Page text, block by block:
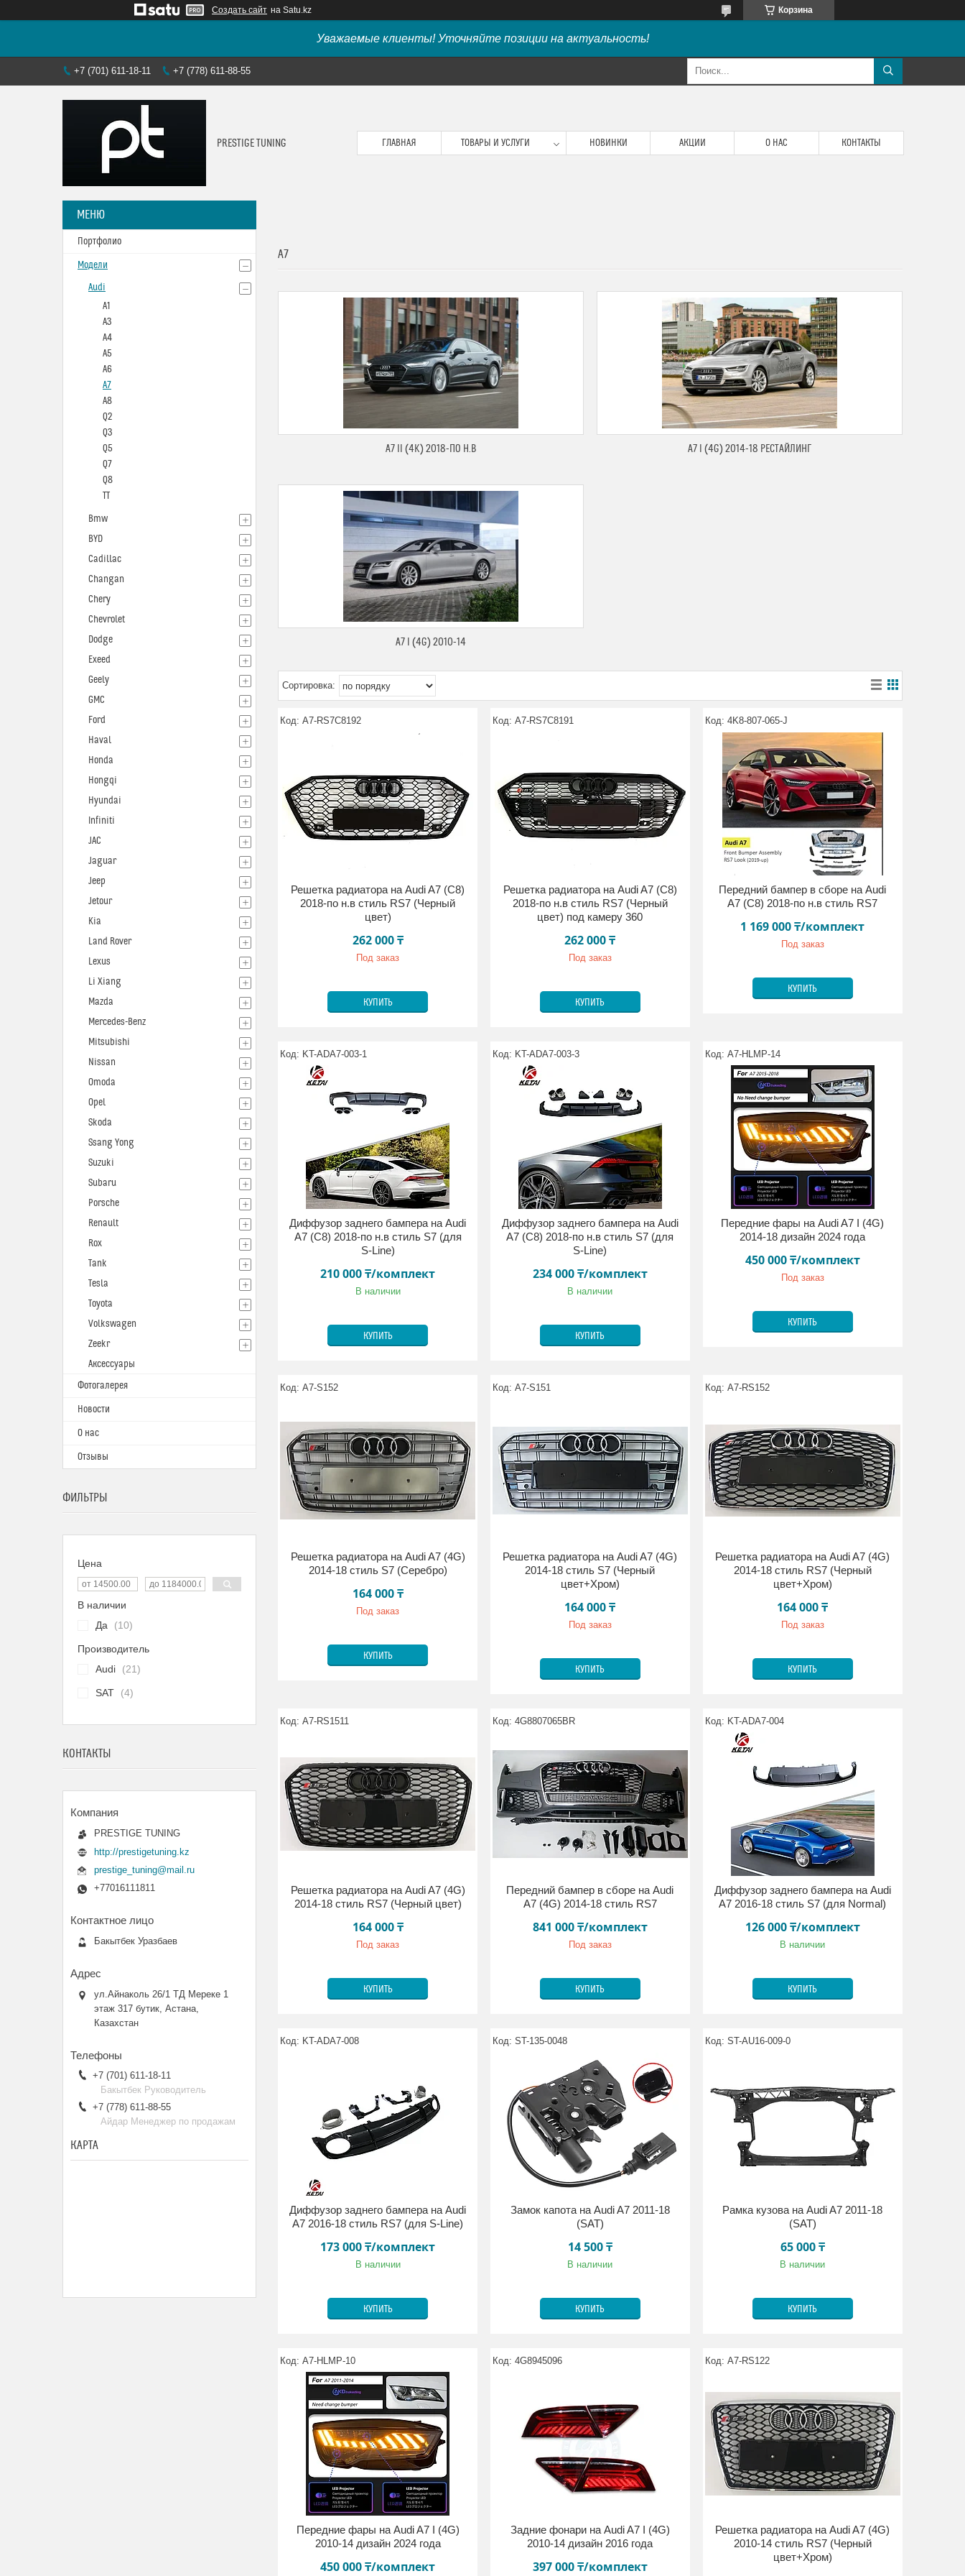
Создать сайт на Satu.kz Корзина
Уважаемые клиенты! Уточняйте позиции на актуальность!
+7 (701) 611-18-11 +7 (778) 611-88-55
PRESTIGE TUNING ГЛАВНАЯ ТОВАРЫ И УСЛУГИ НОВИНКИ АКЦИИ О НАС КОНТАКТЫ
A7
A7 II (4K) 2018-ПО Н.В A7 I (4G) 2014-18 РЕСТАЙЛИНГ
A7 I (4G) 2010-14
A7-RS7C8192
Решетка радиатора на Audi A7 (C8)
2018-по н.в стиль RS7 (Черный
цвет)
262 000 ₸
Под заказ
КУПИТЬ
A7-RS7C8191
Решетка радиатора на Audi A7 (C8)
2018-по н.в стиль RS7 (Черный
цвет) под камеру 360
262 000 ₸
Под заказ
КУПИТЬ
4K8-807-065-J
Передний бампер в сборе на Audi
A7 (C8) 2018-по н.в стиль RS7
1 169 000 ₸/комплект
Под заказ
КУПИТЬ
KT-ADA7-003-1
Диффузор заднего бампера на Audi
A7 (C8) 2018-по н.в стиль S7 (для
S-Line)
210 000 ₸/комплект
В наличии
КУПИТЬ
KT-ADA7-003-3
Диффузор заднего бампера на Audi
A7 (C8) 2018-по н.в стиль S7 (для
S-Line)
234 000 ₸/комплект
В наличии
КУПИТЬ
A7-HLMP-14
Передние фары на Audi A7 I (4G)
2014-18 дизайн 2024 года
450 000 ₸/комплект
Под заказ
КУПИТЬ
A7-S152
Решетка радиатора на Audi A7 (4G)
2014-18 стиль S7 (Серебро)
164 000 ₸
Под заказ
КУПИТЬ
A7-S151
Решетка радиатора на Audi A7 (4G)
2014-18 стиль S7 (Черный
цвет+Хром)
164 000 ₸
Под заказ
КУПИТЬ
A7-RS152
Решетка радиатора на Audi A7 (4G)
2014-18 стиль RS7 (Черный
цвет+Хром)
164 000 ₸
Под заказ
КУПИТЬ
A7-RS1511
Решетка радиатора на Audi A7 (4G)
2014-18 стиль RS7 (Черный цвет)
164 000 ₸
Под заказ
КУПИТЬ
4G8807065BR
Передний бампер в сборе на Audi
A7 (4G) 2014-18 стиль RS7
841 000 ₸/комплект
Под заказ
КУПИТЬ
KT-ADA7-004
Диффузор заднего бампера на Audi
A7 2016-18 стиль S7 (для Normal)
126 000 ₸/комплект
В наличии
КУПИТЬ
KT-ADA7-008
Диффузор заднего бампера на Audi
A7 2016-18 стиль RS7 (для S-Line)
173 000 ₸/комплект
В наличии
КУПИТЬ
ST-135-0048
Замок капота на Audi A7 2011-18
(SAT)
14 500 ₸
В наличии
КУПИТЬ
ST-AU16-009-0
Рамка кузова на Audi A7 2011-18
(SAT)
65 000 ₸
В наличии
КУПИТЬ
A7-HLMP-10
Передние фары на Audi A7 I (4G)
2010-14 дизайн 2024 года
450 000 ₸/комплект
4G8945096
Задние фонари на Audi A7 I (4G)
2010-14 дизайн 2016 года
397 000 ₸/комплект
A7-RS122
Решетка радиатора на Audi A7 (4G)
2010-14 стиль RS7 (Черный
цвет+Хром)
Портфолио
Модели
Audi
A1
A3
A4
A5
A6
A7
A8
Q2
Q3
Q5
Q7
Q8
TT
Bmw
BYD
Cadillac
Changan
Chery
Chevrolet
Dodge
Exeed
Geely
GMC
Ford
Haval
Honda
Hongqi
Hyundai
Infiniti
JAC
Jaguar
Jeep
Jetour
Kia
Land Rover
Lexus
Li Xiang
Mazda
Mercedes-Benz
Mitsubishi
Nissan
Omoda
Opel
Skoda
Ssang Yong
Suzuki
Subaru
Porsche
Renault
Rox
Tank
Tesla
Toyota
Volkswagen
Zeekr
Аксессуары
Фотогалерея
Новости
О нас
Отзывы
ФИЛЬТРЫ
Цена
В наличии
Да
10
Производитель
Audi
21
SAT 4
КОНТАКТЫ
PRESTIGE TUNING
http://prestigetuning.kz
prestige_tuning@mail.ru
+77016111811
Бакытбек Уразбаев
ул.Айнаколь 26/1 ТД Мереке 1
этаж 317 бутик, Астана,
Казахстан
+7 (701) 611-18-11
Бакытбек Руководитель
+7 (778) 611-88-55
Айдар Менеджер по продажам
КАРТА